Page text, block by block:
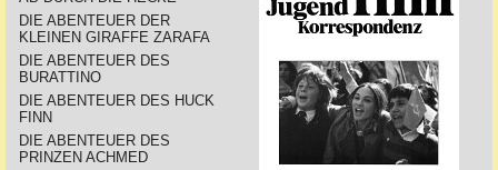
DIE ABENTEUER DER
KLEINEN GIRAFFE ZARAFA
DIE ABENTEUER DES
BURATTINO
DIE ABENTEUER DES HUCK
FINN
DIE ABENTEUER DES
PRINZEN ACHMED